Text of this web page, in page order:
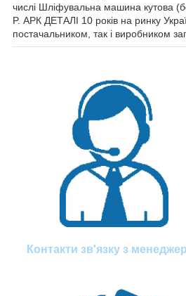
числі Шліфувальна машина кутова
P. АРК ДЕТАЛІ 10 років на ринку
постачальником, так і виробником
Контакти зв'язку з